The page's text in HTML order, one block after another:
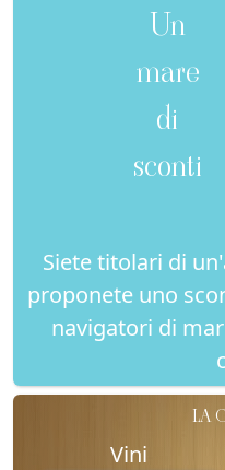
Un
mare
di
sconti
Siete titolari di
proponete uno
navigatori di
LA
Vini